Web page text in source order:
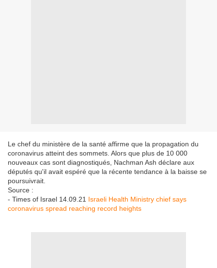
Le chef du ministère de la santé affirme que la propagation du
coronavirus atteint des sommets. Alors que plus de 10 000
nouveaux cas sont diagnostiqués, Nachman Ash déclare aux
députés qu'il avait espéré que la récente tendance à la baisse se
poursuivrait.
Source :
- Times of Israel 14.09.21 Israeli Health Ministry chief says
coronavirus spread reaching record heights